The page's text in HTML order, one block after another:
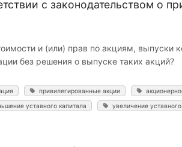
с законодательством о
и (или) прав по акциям, выпуски
без решения о выпуске таких
привилегированные акции
уставного капитала увеличение